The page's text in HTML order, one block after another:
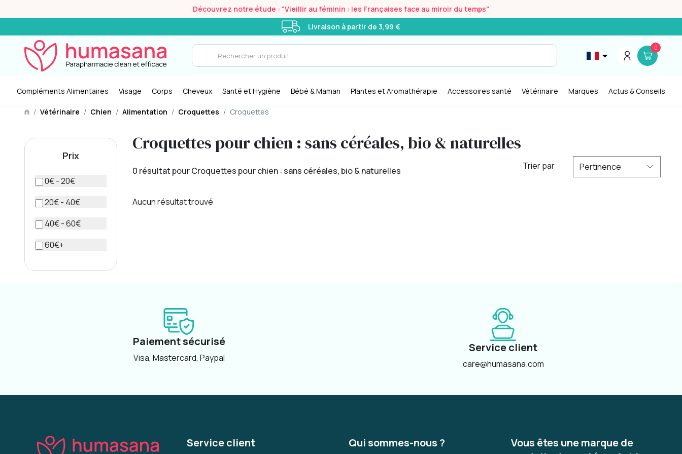
Découvrez notre étude : "Vieillir au féminin : les Françaises face au miroir du temps"
Livraison à partir de 3,99 €
0
Compléments Alimentaires Visage Corps Cheveux Santé et Hygiène Bébé & Maman Plantes et Aromathérapie Accessoires santé Vétérinaire Marques Actus & Conseils
/ Vétérinaire / Chien / Alimentation / Croquettes / Croquettes
Prix
0€ - 20€
20€ - 40€
40€ - 60€
60€+
Croquettes pour chien : sans céréales, bio & naturelles
0 résultat pour Croquettes pour chien : sans céréales, bio & naturelles Trier par
Aucun résultat trouvé
Paiement sécurisé
Visa, Mastercard, Paypal
Service client
care@humasana.com
Service client Qui sommes-nous ?
Vous êtes une marque de